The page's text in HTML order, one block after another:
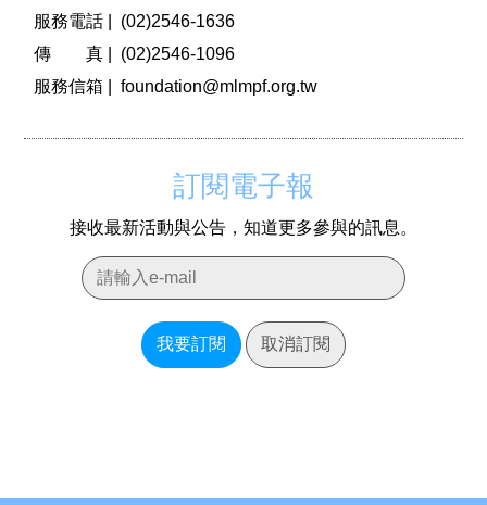
服務電話 |
(02)2546-1636
傳 真 |
(02)2546-1096
服務信箱 |
foundation@mlmpf.org.tw
訂閱電子報
接收最新活動與公告，知道更多參與的訊息。
我要訂閱 取消訂閱